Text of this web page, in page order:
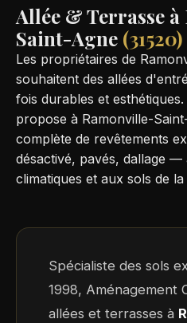
Allée & Terrasse
Saint-Agne (31520)
Les propriétaires de
souhaitent des allées
fois durables et
propose à Ramonville-
complète de revêtements
désactivé, pavés, dallage —
climatiques et aux sols de
Spécialiste des sols
1998, Aménagement
allées et terrasses à